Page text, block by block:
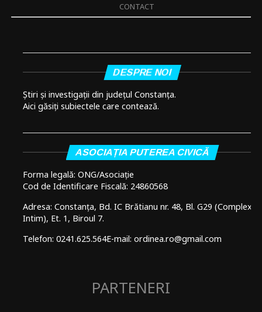
CONTACT
DESPRE NOI
Știri și investigații din județul Constanța.
Aici găsiți subiectele care contează.
ASOCIAȚIA PUTEREA CIVICĂ
Forma legală: ONG/Asociație
Cod de Identificare Fiscală: 24860568
Adresa: Constanța, Bd. IC Brătianu nr. 48, Bl. G29 (Complex
Intim), Et. 1, Biroul 7.
Telefon: 0241.625.564E-mail: ordinea.ro@gmail.com
PARTENERI